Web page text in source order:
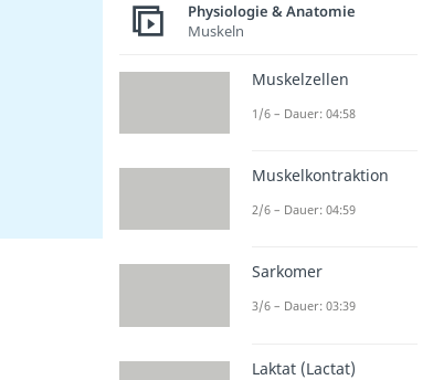
Physiologie & Anatomie
Muskeln
Muskelzellen
1/6 – Dauer: 04:58
Muskelkontraktion
2/6 – Dauer: 04:59
Sarkomer
3/6 – Dauer: 03:39
Laktat (Lactat)